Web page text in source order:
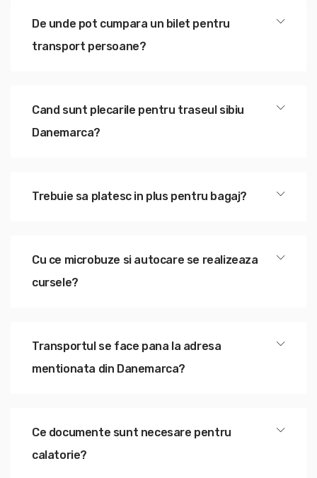
De unde pot cumpara un bilet pentru
transport persoane?
Cand sunt plecarile pentru traseul sibiu
Danemarca?
Trebuie sa platesc in plus pentru bagaj?
Cu ce microbuze si autocare se realizeaza
cursele?
Transportul se face pana la adresa
mentionata din Danemarca?
Ce documente sunt necesare pentru
calatorie?